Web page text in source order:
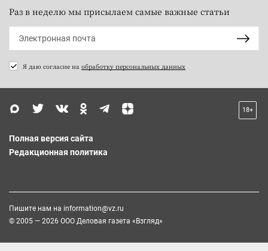
Раз в неделю мы присылаем самые важные статьи
Я даю согласие на обработку персональных данных
18+
Полная версия сайта
Редакционная политика
Пишите нам на information@vz.ru
© 2005 — 2026 ООО Деловая газета «Взгляд»